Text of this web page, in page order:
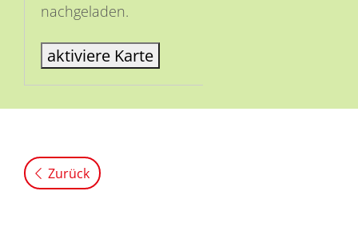
nachgeladen.
aktiviere Karte
Zurück